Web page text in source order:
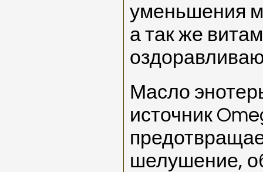
уменьшения
а так же
Масло
источник
шелушение,